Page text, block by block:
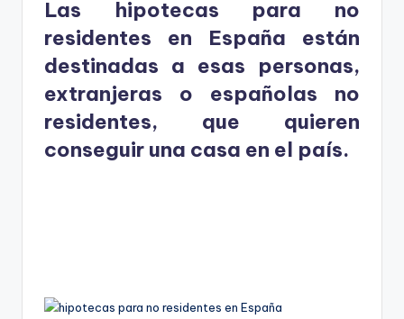
Las hipotecas para no
residentes en España están
destinadas a esas personas,
extranjeras o españolas no
residentes, que quieren
conseguir una casa en el país.